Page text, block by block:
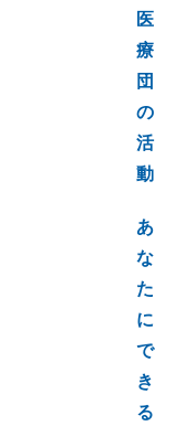
医
療
団
の
活
動
あ
な
た
に
で
き
る